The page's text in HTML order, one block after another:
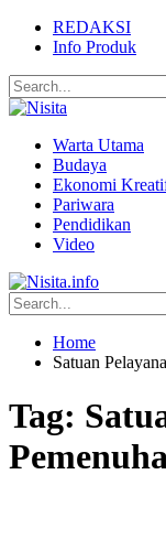
REDAKSI
Info Produk
Warta Utama
Budaya
Ekonomi
Pariwara
Pendidikan
Video
Home
Satuan
Tag: